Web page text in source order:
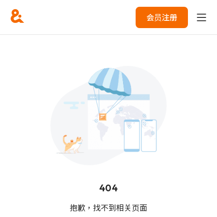
会员注册
404
抱歉，找不到相关页面